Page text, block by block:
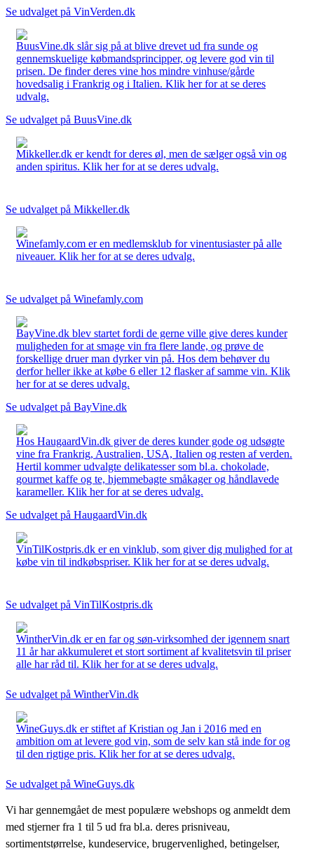
Se udvalget på VinVerden.dk
BuusVine.dk slår sig på at blive drevet ud fra sunde og
gennemskuelige købmandsprincipper, og levere god vin til
prisen. De finder deres vine hos mindre vinhuse/gårde
hovedsalig i Frankrig og i Italien. Klik her for at se deres
udvalg.
Se udvalget på BuusVine.dk
Mikkeller.dk er kendt for deres øl, men de sælger også vin og
anden spiritus. Klik her for at se deres udvalg.
Se udvalget på Mikkeller.dk
Winefamly.com er en medlemsklub for vinentusiaster på alle
niveauer. Klik her for at se deres udvalg.
Se udvalget på Winefamly.com
BayVine.dk blev startet fordi de gerne ville give deres kunder
muligheden for at smage vin fra flere lande, og prøve de
forskellige druer man dyrker vin på. Hos dem behøver du
derfor heller ikke at købe 6 eller 12 flasker af samme vin. Klik
her for at se deres udvalg.
Se udvalget på BayVine.dk
Hos HaugaardVin.dk giver de deres kunder gode og udsøgte
vine fra Frankrig, Australien, USA, Italien og resten af verden.
Hertil kommer udvalgte delikatesser som bl.a. chokolade,
gourmet kaffe og te, hjemmebagte småkager og håndlavede
karameller. Klik her for at se deres udvalg.
Se udvalget på HaugaardVin.dk
VinTilKostpris.dk er en vinklub, som giver dig mulighed for at
købe vin til indkøbspriser. Klik her for at se deres udvalg.
Se udvalget på VinTilKostpris.dk
WintherVin.dk er en far og søn-virksomhed der igennem snart
11 år har akkumuleret et stort sortiment af kvalitetsvin til priser
alle har råd til. Klik her for at se deres udvalg.
Se udvalget på WintherVin.dk
WineGuys.dk er stiftet af Kristian og Jan i 2016 med en
ambition om at levere god vin, som de selv kan stå inde for og
til den rigtige pris. Klik her for at se deres udvalg.
Se udvalget på WineGuys.dk
Vi har gennemgået de mest populære webshops og anmeldt dem
med stjerner fra 1 til 5 ud fra bl.a. deres prisniveau,
sortimentstørrelse, kundeservice, brugervenlighed, betingelser,